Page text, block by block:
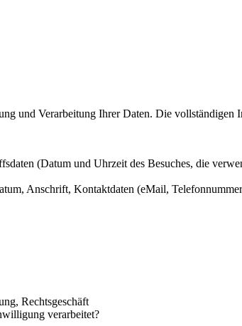
und Verarbeitung Ihrer Daten. Die vollständigen
(Datum und Uhrzeit des Besuches, die
Anschrift, Kontaktdaten (eMail,
Rechtsgeschäft
verarbeitet?